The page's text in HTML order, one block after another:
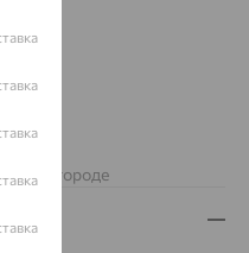
вашем городе